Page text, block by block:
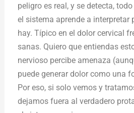
peligro es real, y se detecta,
el sistema aprende a interpretar
hay. Típico en el dolor cervical
sanas. Quiero que entiendas
nervioso percibe amenaza
puede generar dolor como una
Por eso, si solo vemos y
dejamos fuera al verdadero